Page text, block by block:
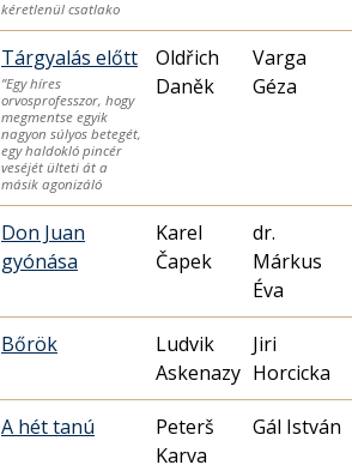
kéretlenül csatlako
Tárgyalás előtt
”Egy híres
orvosprofesszor, hogy
megmentse egyik
nagyon súlyos betegét,
egy haldokló pincér
veséjét ülteti át a
másik agonizáló
Oldřich
Daněk
Varga
Géza
Don Juan
gyónása
Karel
Čapek
dr.
Márkus
Éva
Bőrök
Ludvik
Askenazy
Jiri
Horcicka
A hét tanú
Peterš
Karva
Gál István